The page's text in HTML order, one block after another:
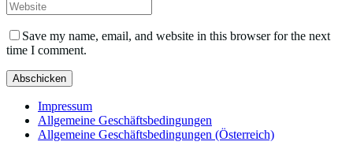
Save my name, email, and website in this browser for the next
time I comment.
Impressum
Allgemeine Geschäftsbedingungen
Allgemeine Geschäftsbedingungen (Österreich)